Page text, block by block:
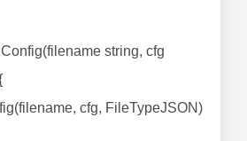
string, cfg
cfg, FileTypeJSON)